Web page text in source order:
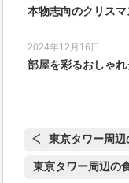
本物志向のクリス
2024年12月16日
部屋を彩るおしゃ
東京タワー周
東京タワー周辺の